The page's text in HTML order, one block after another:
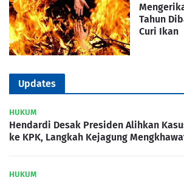
Tahun
Curi Ikan
Updates
HUKUM
Hendardi Desak Presiden Alihkan
ke KPK, Langkah Kejagung
HUKUM